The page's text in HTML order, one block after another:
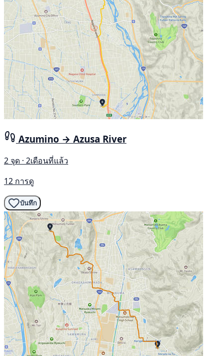
Azumino → Azusa River
2 จุด · 2เดือนที่แล้ว
12 การดู
บันทึก